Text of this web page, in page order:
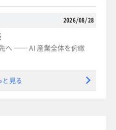
2026/08/28
へ ── AI 産業全体を俯瞰
と見る